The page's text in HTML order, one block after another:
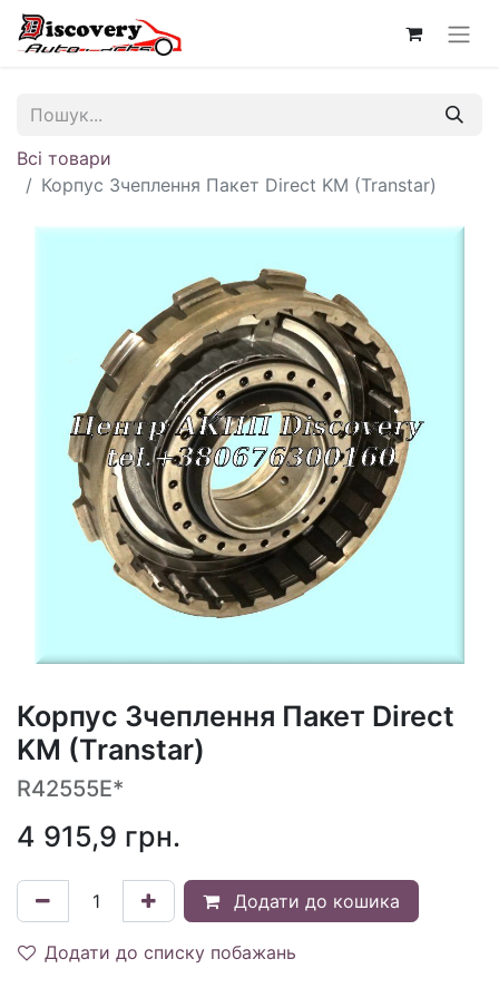
Всі товари
Корпус Зчеплення Пакет Direct KM (Transtar)
Корпус Зчеплення Пакет Direct
KM (Transtar)
R42555E*
4 915,9 грн.
Додати до кошика
Додати до списку побажань